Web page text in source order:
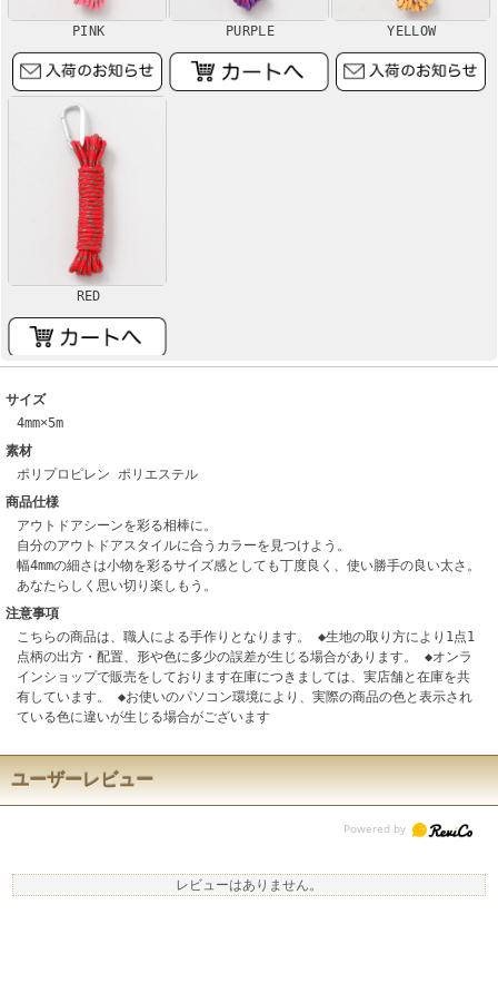
PINK PURPLE YELLOW
RED
サイズ
4mm×5m
素材
ポリプロピレン ポリエステル
商品仕様
アウトドアシーンを彩る相棒に。
自分のアウトドアスタイルに合うカラーを見つけよう。
幅4mmの細さは小物を彩るサイズ感としても丁度良く、使い勝手の良い太さ。
あなたらしく思い切り楽しもう。
注意事項
こちらの商品は、職人による手作りとなります。 ◆生地の取り方により1点1
点柄の出方・配置、形や色に多少の誤差が生じる場合があります。 ◆オンラ
インショップで販売をしております在庫につきましては、実店舗と在庫を共
有しています。 ◆お使いのパソコン環境により、実際の商品の色と表示され
ている色に違いが生じる場合がございます
ユーザーレビュー
レビューはありません。